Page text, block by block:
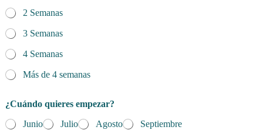
2 Semanas
3 Semanas
4 Semanas
Más de 4 semanas
¿Cuándo quieres empezar?
Junio
Julio Agosto Septiembre